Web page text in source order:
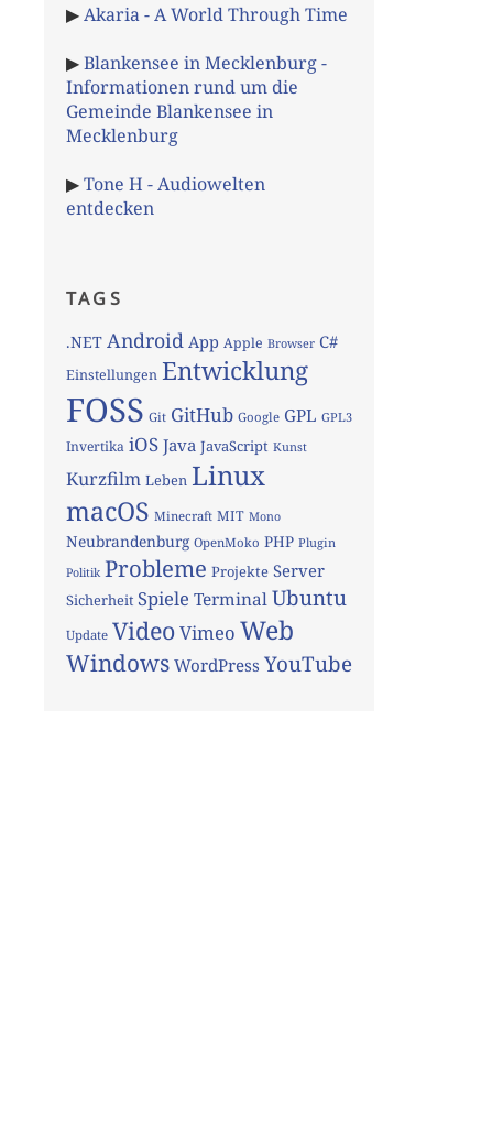
▶Akaria - A World Through Time
▶Blankensee in Mecklenburg -
Informationen rund um die
Gemeinde Blankensee in
Mecklenburg
▶Tone H - Audiowelten
entdecken
TAGS
.NET Android App Apple Browser C#
Einstellungen Entwicklung
FOSS Git GitHub Google GPL GPL3
Invertika iOS Java JavaScript Kunst
Kurzfilm Leben Linux
macOS Minecraft MIT Mono
Neubrandenburg OpenMoko PHP Plugin
Politik Probleme Projekte Server
Sicherheit Spiele TerminalUbuntu
Update VideoVimeo Web
Windows WordPress YouTube